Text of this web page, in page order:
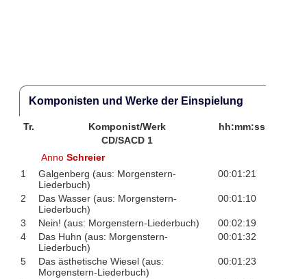
Komponisten und Werke der Einspielung
Tr. Komponist/Werk
hh:mm:ss
CD/SACD 1
AnnoSchreier
1
Galgenberg (aus: Morgenstern-
Liederbuch)
00:01:21
2
Das Wasser (aus: Morgenstern-
Liederbuch)
00:01:10
3 Nein! (aus: Morgenstern-Liederbuch)
00:02:19
4
Das Huhn (aus: Morgenstern-
Liederbuch)
00:01:32
5
Das ästhetische Wiesel (aus:
Morgenstern-Liederbuch)
00:01:23